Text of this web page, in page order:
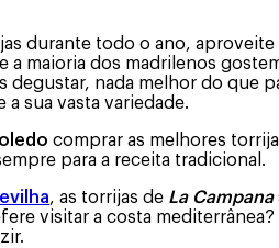
durante todo o ano,
maioria dos madrilenos
degustar, nada melhor do que
sua vasta variedade.
comprar as melhores
para a receita tradicional.
, as torrijas de La Campana
visitar a costa mediterrânea?